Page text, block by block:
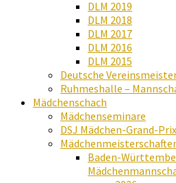
DLM 2019
DLM 2018
DLM 2017
DLM 2016
DLM 2015
Deutsche
Ruhmeshalle –
Mädchenschach
Mädchenseminare
DSJ Mädchen-Grand-Prix
Baden-